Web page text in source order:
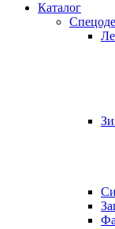
Каталог